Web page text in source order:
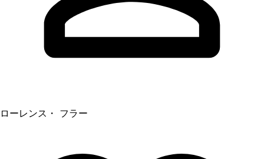
ローレンス・ フラー